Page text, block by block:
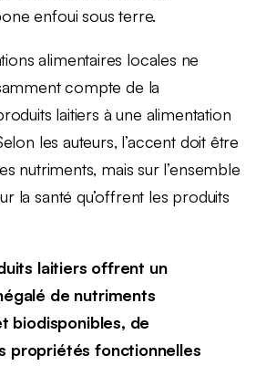
enfoui sous terre.
alimentaires locales ne
compte de la
laitiers à une alimentation
les auteurs, l’accent doit être
nutriments, mais sur l’ensemble
la santé qu’offrent les produits
laitiers offrent un
de nutriments
biodisponibles, de
propriétés fonctionnelles